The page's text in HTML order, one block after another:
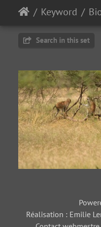
Keyword
Search in this set
Réalisation : Emilie